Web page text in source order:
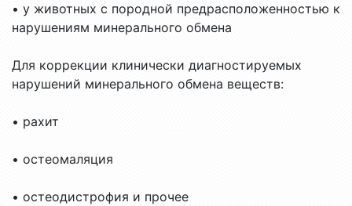
• у животных с породной предрасположенностью к
нарушениям минерального обмена
Для коррекции клинически диагностируемых
нарушений минерального обмена веществ:
• рахит
• остеомаляция
• остеодистрофия и прочее